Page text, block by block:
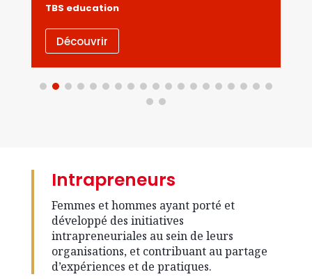
TBS education
Découvrir
Intrapreneurs
Femmes et hommes ayant porté et
développé des initiatives
intrapreneuriales au sein de leurs
organisations, et contribuant au partage
d’expériences et de pratiques.